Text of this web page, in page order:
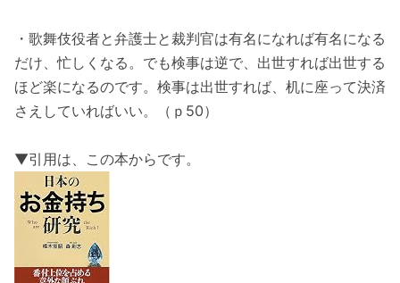
・歌舞伎役者と弁護士と裁判官は有名になれば有名になる
だけ、忙しくなる。でも検事は逆で、出世すれば出世する
ほど楽になるのです。検事は出世すれば、机に座って決済
さえしていればいい。（ｐ50）
▼引用は、この本からです。